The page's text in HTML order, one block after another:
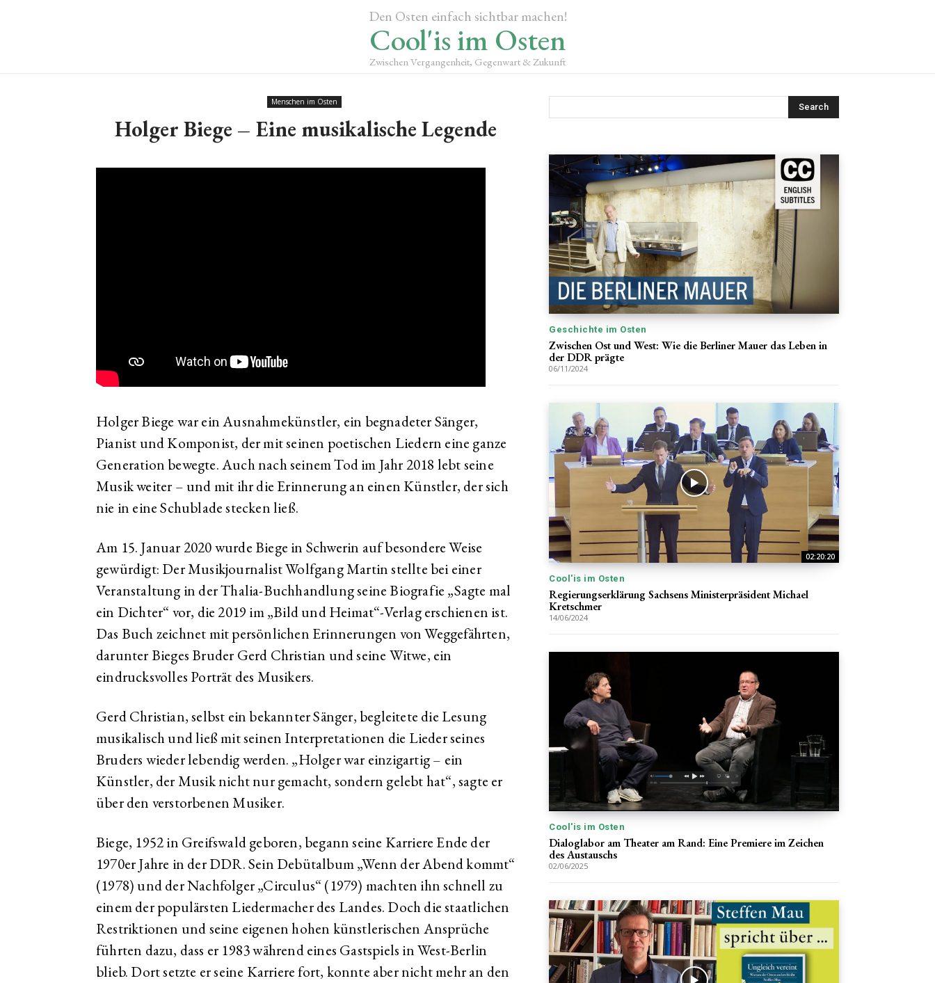
Den Osten einfach sichtbar machen!
Cool'is im Osten
Zwischen Vergangenheit, Gegenwart & Zukunft
Menschen im Osten
Holger Biege – Eine musikalische Legende
Holger Biege war ein Ausnahmekünstler, ein begnadeter Sänger,
Pianist und Komponist, der mit seinen poetischen Liedern eine ganze
Generation bewegte. Auch nach seinem Tod im Jahr 2018 lebt seine
Musik weiter – und mit ihr die Erinnerung an einen Künstler, der sich
nie in eine Schublade stecken ließ.
Am 15. Januar 2020 wurde Biege in Schwerin auf besondere Weise
gewürdigt: Der Musikjournalist Wolfgang Martin stellte bei einer
Veranstaltung in der Thalia-Buchhandlung seine Biografie „Sagte mal
ein Dichter“ vor, die 2019 im „Bild und Heimat“-Verlag erschienen ist.
Das Buch zeichnet mit persönlichen Erinnerungen von Weggefährten,
darunter Bieges Bruder Gerd Christian und seine Witwe, ein
eindrucksvolles Porträt des Musikers.
Gerd Christian, selbst ein bekannter Sänger, begleitete die Lesung
musikalisch und ließ mit seinen Interpretationen die Lieder seines
Bruders wieder lebendig werden. „Holger war einzigartig – ein
Künstler, der Musik nicht nur gemacht, sondern gelebt hat“, sagte er
über den verstorbenen Musiker.
Biege, 1952 in Greifswald geboren, begann seine Karriere Ende der
1970er Jahre in der DDR. Sein Debütalbum „Wenn der Abend kommt“
(1978) und der Nachfolger „Circulus“ (1979) machten ihn schnell zu
einem der populärsten Liedermacher des Landes. Doch die staatlichen
Restriktionen und seine eigenen hohen künstlerischen Ansprüche
führten dazu, dass er 1983 während eines Gastspiels in West-Berlin
blieb. Dort setzte er seine Karriere fort, konnte aber nicht mehr an den
Search
Geschichte im Osten
Zwischen Ost und West: Wie die Berliner Mauer das Leben in
der DDR prägte
06/11/2024
02:20:20
Cool'is im Osten
Regierungserklärung Sachsens Ministerpräsident Michael
Kretschmer
14/06/2024
Cool'is im Osten
Dialoglabor am Theater am Rand: Eine Premiere im Zeichen
des Austauschs
02/06/2025